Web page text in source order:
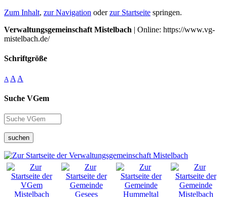
Zum Inhalt, zur Navigation oderzur Startseite springen.
Verwaltungsgemeinschaft Mistelbach | Online: https://www.vg-
mistelbach.de/
Schriftgröße
A A A
Suche VGem
suchen